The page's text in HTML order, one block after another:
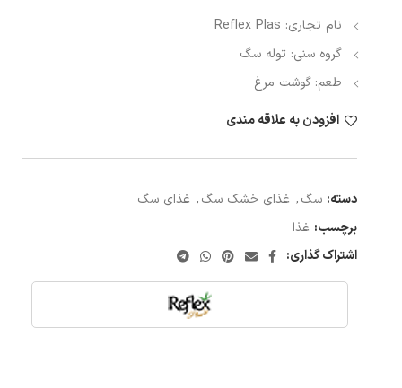
نام تجاری: Reflex Plas
گروه سنی: توله سگ
طعم: گوشت مرغ
افزودن به علاقه مندی
دسته: سگ, غذای خشک سگ, غذای سگ
برچسب: غذا
اشتراک گذاری: